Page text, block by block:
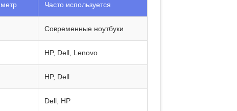
Часто используется
Современные ноутбуки
HP, Dell, Lenovo
HP, Dell
Dell, HP